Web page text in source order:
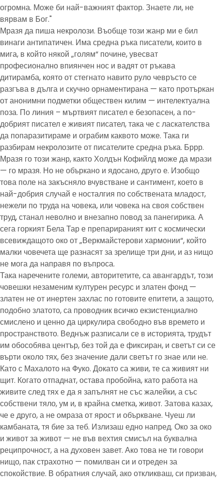
огромна. Може би най-важният фактор. Знаете ли, не
вярвам в Бог."
Мразя да пиша некролози. Въобще този жанр ми е бил
винаги антипатичен. Има средна ръка писатели, които в
мига, в който някой „голям“ почине, увесват
професионално впиянчен нос и вадят от ръкава
дитирамба, която от стегнато навито руло чевръсто се
разгъва в дълга и скучно орнаментирана — като протъркан
от анонимни подметки обществен килим — интелектуална
поза. По линия – мъртвият писател е безопасен, а по-
добрият писател е живият писател, така че с ласкателства
да попаразитираме и ограбим каквото може. Така ги
разбирам некролозите от писателите средна ръка. Бррр.
Мразя го този жанр, както Холдън Кофийлд може да мрази
— го мразя. Но не объркано и ядосано, друго е. Изобщо
това поле на закъсняло вчувстване и сантимент, което в
най-добрия случай е носталгия по собствената младост,
нежели по труда на човека, или човека на своя собствен
труд, станал неволно и внезапно повод за панегирика. А
сега горкият Бела Тар е препарираният кит с космически
всевиждащото око от „Веркмайстерови хармонии“, който
малки човечета ще разнасят за зрелище три дни, и аз нищо
не мога да направя по въпроса.
Така наречените големи, авторитетите, са авангардът, този
човешки незаменим културен ресурс и златен фонд —
златен не от инертен захлас по готовите епитети, а защото,
подобно златото, са проводник всичко екзистенциално
смислено и ценно да циркулира свободно във времето и
пространството. Веднъж разписали се в историята, трудът
им обособява център, без той да е фиксиран, и светът си се
върти около тях, без значение дали светът го знае или не.
Като с Махалото на Фуко. Докато са живи, те са живият ни
щит. Когато отпаднат, остава пробойна, като работа на
живите след тях е да я запълнят не със жалейки, а със
собствени тяло, ум и, в крайна сметка, живот. Затова казах,
че е друго, а не омраза от ярост и объркване. Чуеш ли
камбаната, тя бие за теб. Излизаш едно напред. Око за око
и живот за живот — не във вехтия смисъл на буквална
реципрочност, а на духовен завет. Ако това не ти говори
нищо, пак страхотно — помилван си и отреден за
спокойствие. В обратния случай, ако откликваш, си призван,